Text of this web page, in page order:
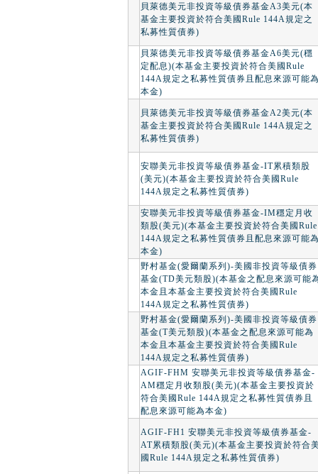
貝萊德美元非投資等級債券基金A3美元(本
基金主要投資於符合美國Rule 144A規定之
私募性質債券)
貝萊德美元非投資等級債券基金A6美元(穩
定配息)(本基金主要投資於符合美國Rule
144A規定之私募性質債券且配息來源可能
本金)
貝萊德美元非投資等級債券基金A2美元(本
基金主要投資於符合美國Rule 144A規定之
私募性質債券)
安聯美元非投資等級債券基金-IT累積類股
(美元)(本基金主要投資於符合美國Rule
144A規定之私募性質債券)
安聯美元非投資等級債券基金-IM穩定月收
類股(美元)(本基金主要投資於符合美國Rule
144A規定之私募性質債券且配息來源可能
本金)
野村基金(愛爾蘭系列)-美國非投資等級債券
基金(TD美元類股)(本基金之配息來源可能
本金且本基金主要投資於符合美國Rule
144A規定之私募性質債券)
野村基金(愛爾蘭系列)-美國非投資等級債券
基金(T美元類股)(本基金之配息來源可能為
本金且本基金主要投資於符合美國Rule
144A規定之私募性質債券)
AGIF-FHM 安聯美元非投資等級債券基金-
AM穩定月收類股(美元)(本基金主要投資於
符合美國Rule 144A規定之私募性質債券且
配息來源可能為本金)
AGIF-FH1 安聯美元非投資等級債券基金-
AT累積類股(美元)(本基金主要投資於符合
國Rule 144A規定之私募性質債券)